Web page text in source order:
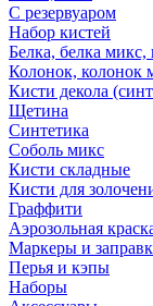
С резервуаром
Набор кистей
Белка, белка
Колонок, колонок
Кисти декола
Щетина
Синтетика
Соболь микс
Кисти складные
Кисти для
Граффити
Аэрозольная
Маркеры и
Перья и кэпы
Наборы